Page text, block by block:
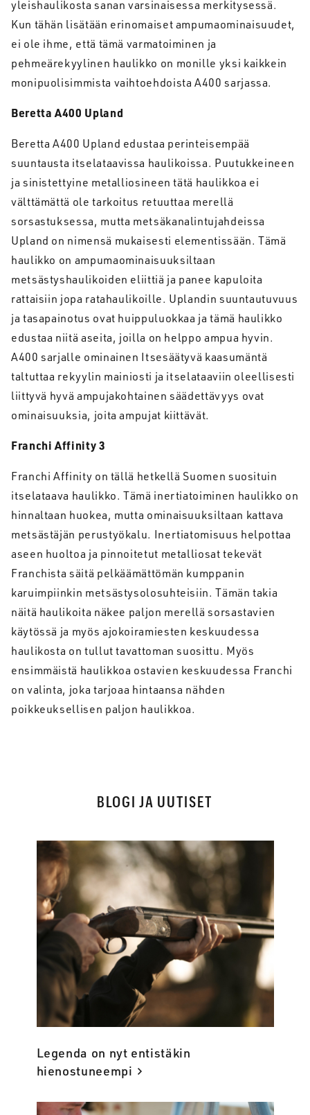
yleishaulikosta sanan varsinaisessa merkitysessä.
Kun tähän lisätään erinomaiset ampumaominaisuudet,
ei ole ihme, että tämä varmatoiminen ja
pehmeärekyylinen haulikko on monille yksi kaikkein
monipuolisimmista vaihtoehdoista A400 sarjassa.
Beretta A400 Upland
Beretta A400 Upland edustaa perinteisempää
suuntausta itselataavissa haulikoissa. Puutukkeineen
ja sinistettyine metalliosineen tätä haulikkoa ei
välttämättä ole tarkoitus retuuttaa merellä
sorsastuksessa, mutta metsäkanalintujahdeissa
Upland on nimensä mukaisesti elementissään. Tämä
haulikko on ampumaominaisuuksiltaan
metsästyshaulikoiden eliittiä ja panee kapuloita
rattaisiin jopa ratahaulikoille. Uplandin suuntautuvuus
ja tasapainotus ovat huippuluokkaa ja tämä haulikko
edustaa niitä aseita, joilla on helppo ampua hyvin.
A400 sarjalle ominainen Itsesäätyvä kaasumäntä
taltuttaa rekyylin mainiosti ja itselataaviin oleellisesti
liittyvä hyvä ampujakohtainen säädettävyys ovat
ominaisuuksia, joita ampujat kiittävät.
Franchi Affinity 3
Franchi Affinity on tällä hetkellä Suomen suosituin
itselataava haulikko. Tämä inertiatoiminen haulikko on
hinnaltaan huokea, mutta ominaisuuksiltaan kattava
metsästäjän perustyökalu. Inertiatomisuus helpottaa
aseen huoltoa ja pinnoitetut metalliosat tekevät
Franchista säitä pelkäämättömän kumppanin
karuimpiinkin metsästysolosuhteisiin. Tämän takia
näitä haulikoita näkee paljon merellä sorsastavien
käytössä ja myös ajokoiramiesten keskuudessa
haulikosta on tullut tavattoman suosittu. Myös
ensimmäistä haulikkoa ostavien keskuudessa Franchi
on valinta, joka tarjoaa hintaansa nähden
poikkeuksellisen paljon haulikkoa.
BLOGI JA UUTISET
Legenda on nyt entistäkin
hienostuneempi